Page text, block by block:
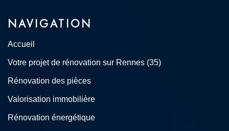
NAVIGATION
Accueil
Votre projet de rénovation sur Rennes (35)
Rénovation des pièces
Valorisation immobilière
Rénovation énergétique